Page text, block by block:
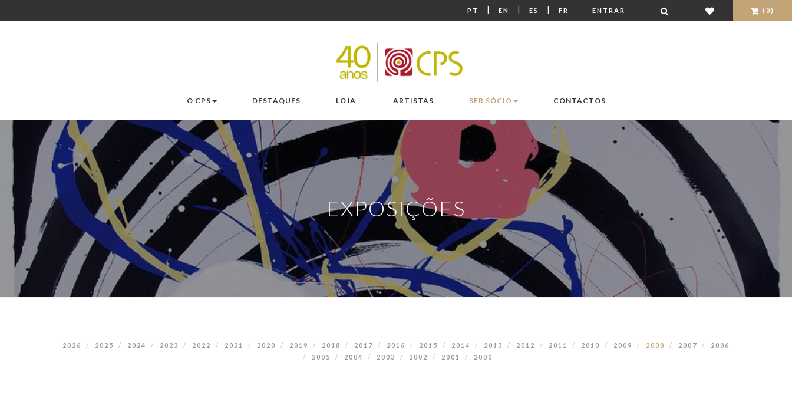
PT | EN | ES | FR ENTRAR (0)
O CPS DESTAQUES LOJA ARTISTAS SER SÓCIO CONTACTOS
EXPOSIÇÕES
2026 2025 2024 2023 2022 2021 2020 2019 2018 2017 2016 2015 2014 2013 2012 2011 2010 2009 2008 2007
2006
2005
2004 2003 2002 2001 2000